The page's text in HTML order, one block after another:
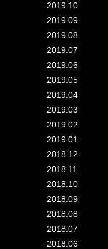
2019.10
2019.09
2019.08
2019.07
2019.06
2019.05
2019.04
2019.03
2019.02
2019.01
2018.12
2018.11
2018.10
2018.09
2018.08
2018.07
2018.06